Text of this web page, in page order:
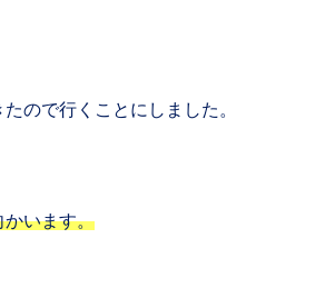
ので行くことにしました。
かいます。